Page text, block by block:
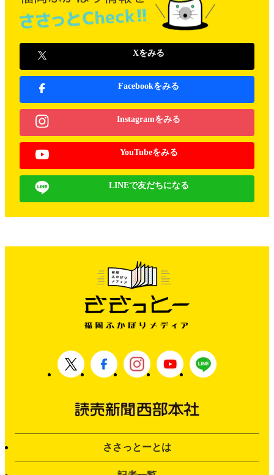
Xをみる
Facebookをみる
Instagramをみる
YouTubeをみる
LINEで友だちになる
ささっとーとは